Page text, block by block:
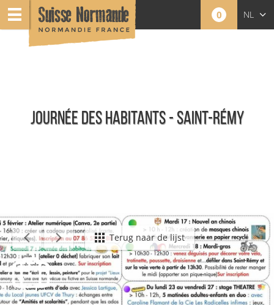
0 NL
JOURNÉE DES HABITANTS - SAINT-RÉMY
Agenda - NederlandsTerug naar de lijst